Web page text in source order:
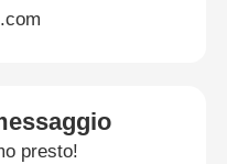
presto!